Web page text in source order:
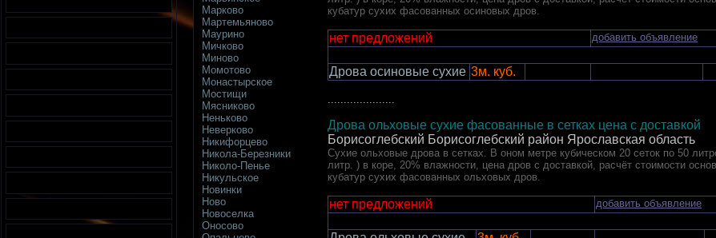
Марково
Мартемьяново
Маурино
Мичково
Миново
Момотово
Монастырское
Мостищи
Мясниково
Неньково
Неверково
Никифорцево
Никола-Березники
Николо-Пенье
Никульское
Новинки
Ново
Новоселка
Оносово
кубатур сухих фасованных осиновых дров.
нет предложений добавить объявление
Дрова осиновые сухие 3м. куб.
Дрова ольховые сухие фасованные в сетках цена с доставкой
Борисоглебский Борисоглебский район Ярославская область
Сухие ольховые дрова в сетках. В оном метре кубическом 20 сеток по 50
литр. ) в коре, 20% влажности, цена дров с доставкой, расчёт стоимости
кубатур сухих фасованных ольховых дров.
нет предложений добавить объявление